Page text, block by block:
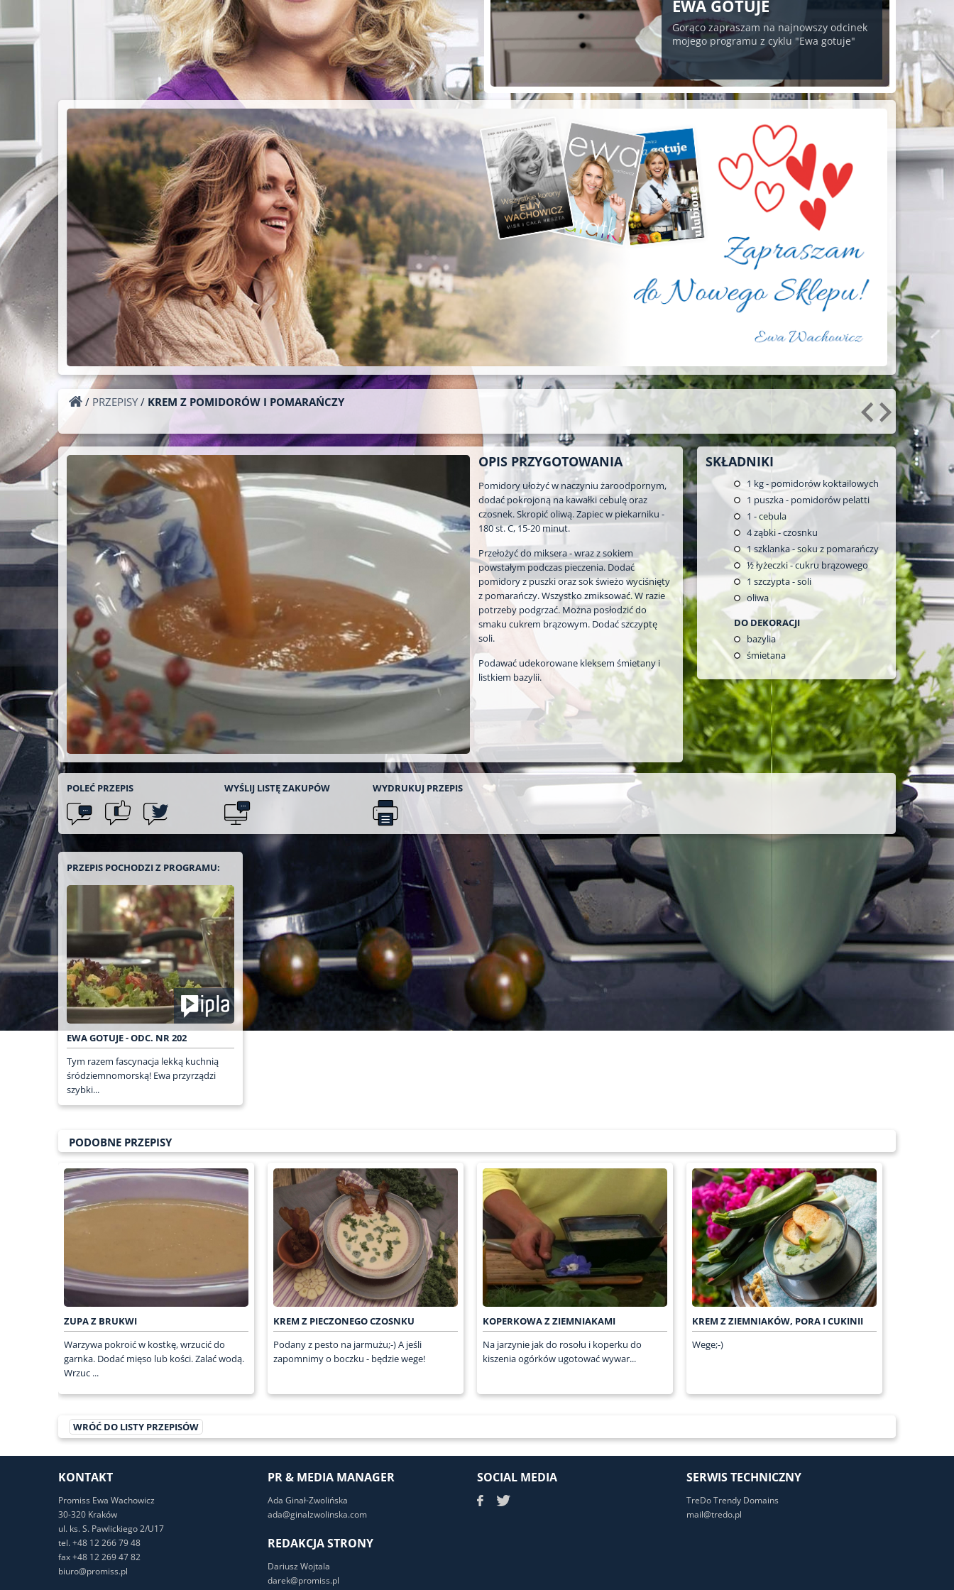
PIECZYSTE POD
CHMURKĄ!
Przepisy na grilla;-)
EWA GOTUJE
Gorąco zapraszam na najnowszy odcinek
mojego programu z cyklu "Ewa gotuje"
/ PRZEPISY / KREM Z POMIDORÓW I POMARAŃCZY
OPIS PRZYGOTOWANIA
Pomidory ułożyć w naczyniu żaroodpornym,
dodać pokrojoną na kawałki cebulę oraz
czosnek. Skropić oliwą. Zapiec w piekarniku -
180 st. C, 15-20 minut.
Przełożyć do miksera - wraz z sokiem
powstałym podczas pieczenia. Dodać
pomidory z puszki oraz sok świeżo wyciśnięty
z pomarańczy. Wszystko zmiksować. W razie
potrzeby podgrzać. Można posłodzić do
smaku cukrem brązowym. Dodać szczyptę
soli.
Podawać udekorowane kleksem śmietany i
listkiem bazylii.
SKŁADNIKI
1 kg - pomidorów koktailowych
1 puszka - pomidorów pelatti
1 - cebula
4ząbki - czosnku
1szklanka - soku z pomarańczy
½łyżeczki - cukru brązowego
1 szczypta - soli
oliwa
DO DEKORACJI
bazylia
śmietana
POLEĆ PRZEPIS WYŚLIJ LISTĘZAKUPÓW WYDRUKUJ PRZEPIS
PRZEPIS POCHODZI Z PROGRAMU:
EWA GOTUJE - ODC. NR 202
Tym razem fascynacja lekką kuchnią
śródziemnomorską! Ewa przyrządzi
szybki...
PODOBNE PRZEPISY
ZUPA Z BRUKWI
Warzywa pokroić w kostkę, wrzucić do
garnka. Dodać mięso lub kości. Zalać wodą.
Wrzuc ...
KREM Z PIECZONEGO CZOSNKU
Podany z pesto na jarmużu;-) A jeśli
zapomnimy o boczku - będzie wege!
KOPERKOWA Z ZIEMNIAKAMI
Na jarzynie jak do rosołu i koperku do
kiszenia ogórków ugotować wywar...
KREM Z ZIEMNIAKÓW, PORA I CUKINII
Wege;-)
WRÓĆ DO LISTY PRZEPISÓW
KONTAKT
Promiss Ewa Wachowicz
30-320 Kraków
ul. ks. S. Pawlickiego 2/U17
tel. +48 12 266 79 48
fax +48 12 269 47 82
biuro@promiss.pl
PR & MEDIA MANAGER
Ada Ginał-Zwolińska
ada@ginalzwolinska.com
REDAKCJA STRONY
Dariusz Wojtala
darek@promiss.pl
SOCIAL MEDIA SERWIS TECHNICZNY
TreDo Trendy Domains
mail@tredo.pl